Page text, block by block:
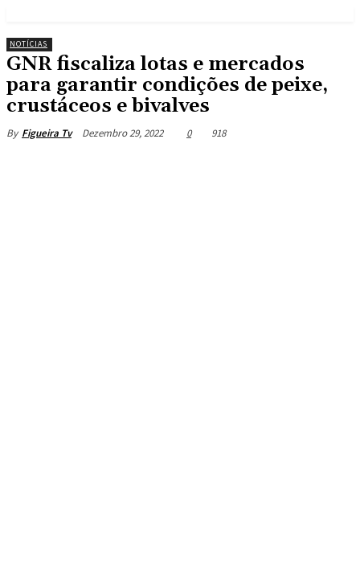
NOTÍCIAS
GNR fiscaliza lotas e mercados
para garantir condições de peixe,
crustáceos e bivalves
By Figueira Tv Dezembro 29, 2022 0 918